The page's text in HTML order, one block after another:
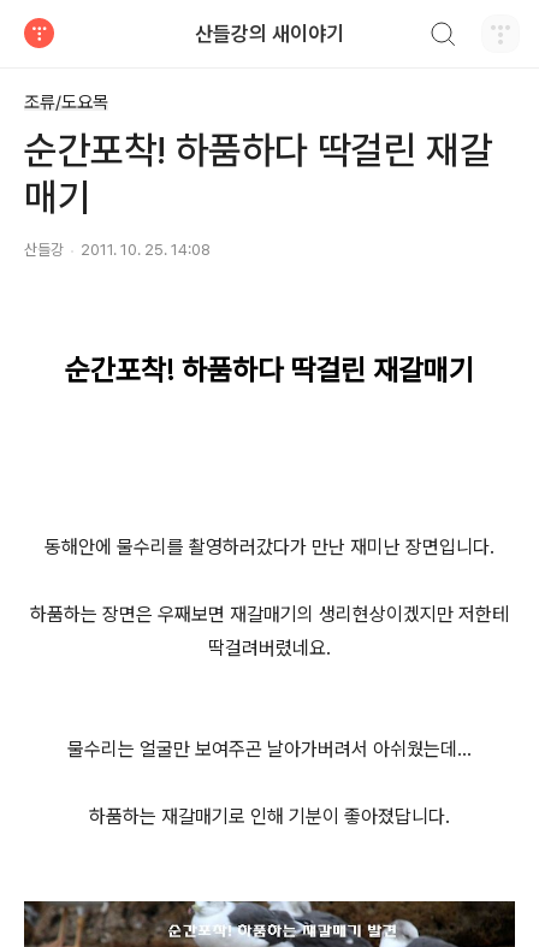
산들강의 새이야기
조류/도요목
순간포착! 하품하다 딱걸린 재갈
매기
산들강 2011. 10. 25. 14:08
순간포착! 하품하다 딱걸린 재갈매기
동해안에 물수리를 촬영하러갔다가 만난 재미난 장면입니다.
하품하는 장면은 우째보면 재갈매기의 생리현상이겠지만 저한테
딱걸려버렸네요.
물수리는 얼굴만 보여주곤 날아가버려서 아쉬웠는데...
하품하는 재갈매기로 인해 기분이 좋아졌답니다.